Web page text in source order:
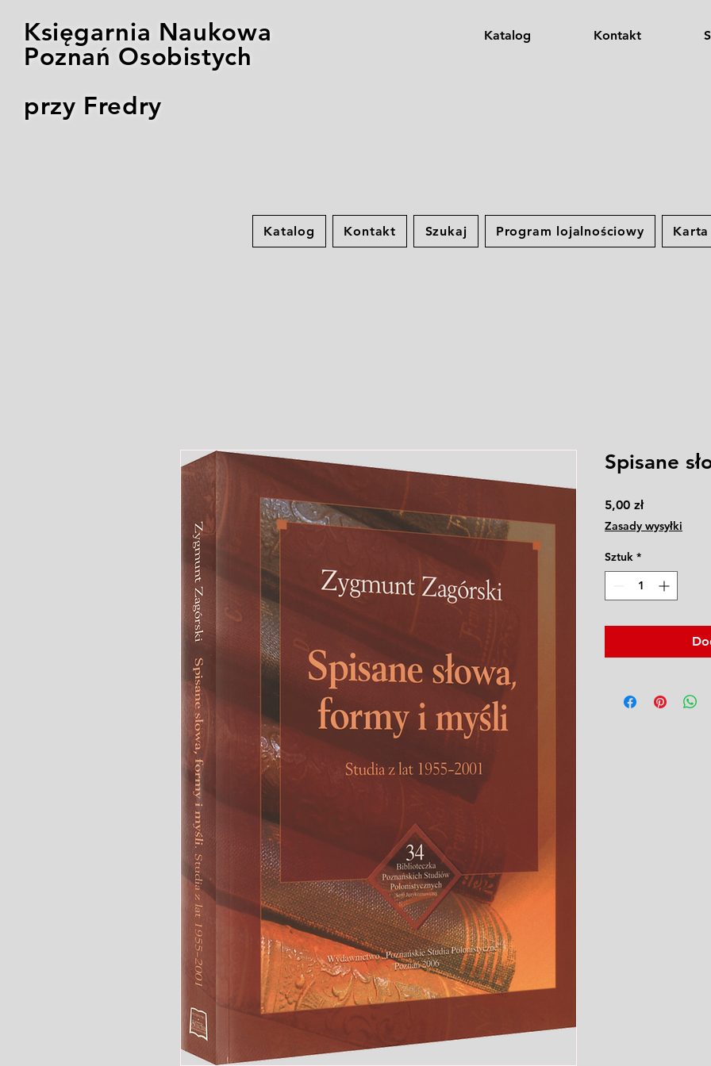
Księgarnia Naukowa
Poznań Osobistych
przy Fredry
Katalog Kontakt
Katalog Kontakt Szukaj Program lojalnościowy
Spisane
5,00 złCena
Zasady wysyłki
Sztuk *